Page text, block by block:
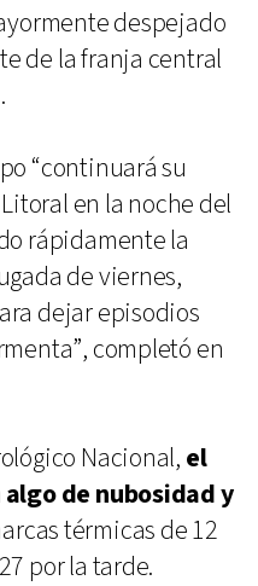
despejado
de la franja central
“continuará su
en la noche del
rápidamente la
de viernes,
dejar episodios
completó en
Nacional, el
de nubosidad y
térmicas de 12
por la tarde.